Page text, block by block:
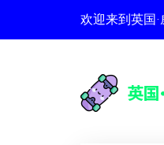
欢迎来到英国